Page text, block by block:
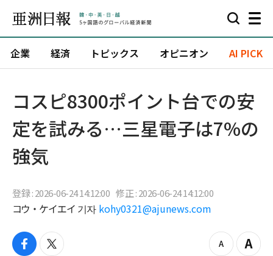
企業 経済 トピックス オピニオン AI PICK
コスピ8300ポイント台での安
定を試みる…三星電子は7%の
強気
登録 : 2026-06-24 14:12:00 修正 : 2026-06-24 14:12:00
コウ・ケイエイ 기자 kohy0321@ajunews.com
f
t
z
Z